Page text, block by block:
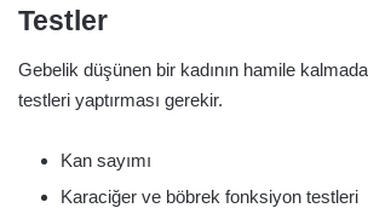
Testler
Gebelik düşünen bir kadının hamile
testleri yaptırması gerekir.
Kan sayımı
Karaciğer ve böbrek fonksiyon testleri